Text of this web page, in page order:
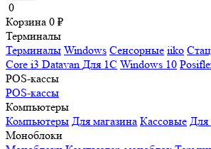
0
Корзина 0 ₽
Терминалы
Терминалы Windows Сенсорные iiko
Core i3 Datavan Для 1С Windows 10
POS-кассы
POS-кассы
Компьютеры
Компьютеры Для магазина Кассовые Для
Моноблоки